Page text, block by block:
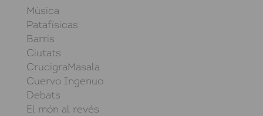
Música
Patafísicas
Barris
Ciutats
CrucigraMasala
Cuervo Ingenuo
Debats
El món al revés